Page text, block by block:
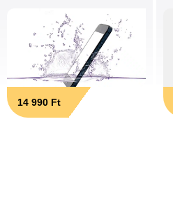
14 990 Ft